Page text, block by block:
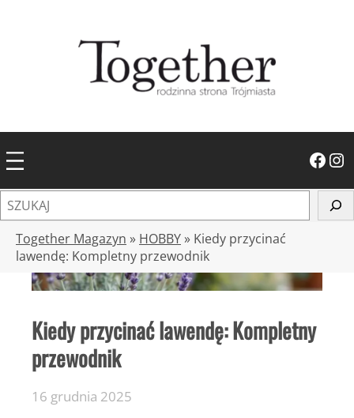
Facebook Instagram
z
Together Magazyn » HOBBY» Kiedy przycinać
lawendę: Kompletny przewodnik
Kiedy przycinać lawendę: Kompletny
przewodnik
16 grudnia 2025